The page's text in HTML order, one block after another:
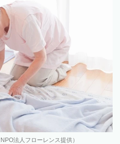
法人フローレンス提供）